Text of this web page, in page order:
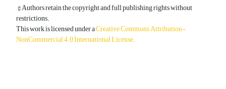
© Authors retain the copyright and full publishing rights without
restrictions.
This work is licensed under aCreative Commons Attribution-
NonCommercial 4.0 International License.